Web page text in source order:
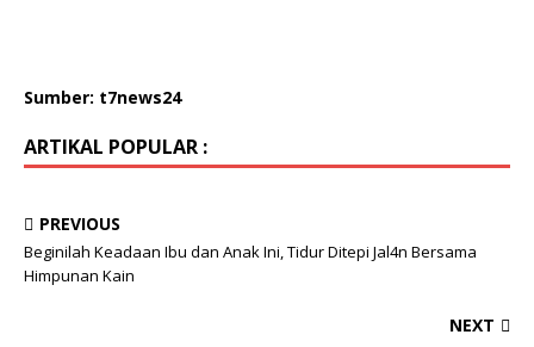
Sumber: t7news24
ARTIKAL POPULAR :
PREVIOUS
Beginilah Keadaan Ibu dan Anak Ini, Tidur Ditepi Jal4n Bersama
Himpunan Kain
NEXT